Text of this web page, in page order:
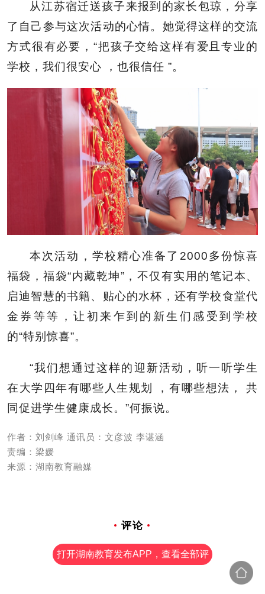
从江苏宿迁送孩子来报到的家长包琼，分享
了自己参与这次活动的心情。她觉得这样的交流
方式很有必要，“把孩子交给这样有爱且专业的
学校，我们很安心 ，也很信任 ”。
本次活动，学校精心准备了2000多份惊喜
福袋，福袋“内藏乾坤”，不仅有实用的笔记本、
启迪智慧的书籍、贴心的水杯，还有学校食堂代
金券等等，让初来乍到的新生们感受到学校
的“特别惊喜”。
“我们想通过这样的迎新活动，听一听学生
在大学四年有哪些人生规划 ，有哪些想法， 共
同促进学生健康成长。”何振说。
作者：刘剑峰 通讯员：文彦波 李谌涵
责编：梁媛
来源：湖南教育融媒
评论
打开湖南教育发布APP，查看全部评